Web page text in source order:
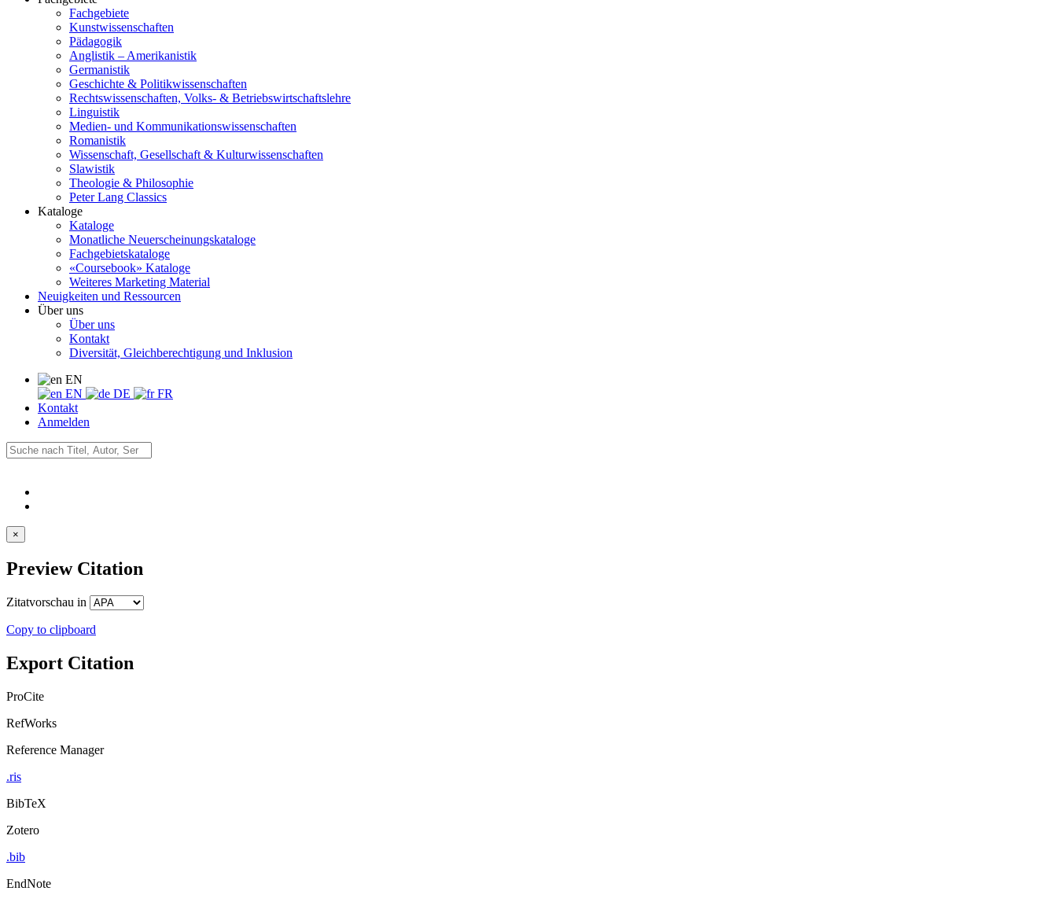
Fachgebiete
Kunstwissenschaften
Pädagogik
Anglistik – Amerikanistik
Germanistik
Geschichte & Politikwissenschaften
Rechtswissenschaften, Volks- & Betriebswirtschaftslehre
Linguistik
Medien- und Kommunikationswissenschaften
Romanistik
Wissenschaft, Gesellschaft & Kulturwissenschaften
Slawistik
Theologie & Philosophie
Peter Lang Classics
Kataloge
Kataloge
Monatliche Neuerscheinungskataloge
Fachgebietskataloge
«Coursebook» Kataloge
Weiteres Marketing Material
Neuigkeiten und Ressourcen
Über uns
Über uns
Kontakt
Diversität, Gleichberechtigung und Inklusion
EN
EN
DE
FR
Kontakt
Anmelden
×
Preview Citation
Zitatvorschau in
Copy to clipboard
Export Citation
ProCite
RefWorks
Reference Manager
.ris
BibTeX
Zotero
.bib
EndNote